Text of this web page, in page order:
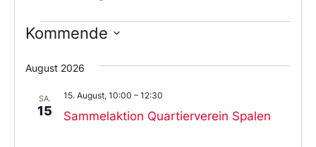
Kommende
Sie
das
aus.
August 2026
SA.
15 Sammelaktion Quartierverein Spalen
15. August, 10:00 – 12:30